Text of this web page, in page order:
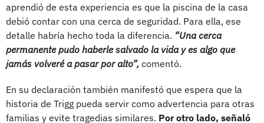
aprendió de esta experiencia es que la piscina de la casa
debió contar con una cerca de seguridad. Para ella, ese
detalle habría hecho toda la diferencia. “Una cerca
permanente pudo haberle salvado la vida y es algo que
jamás volveré a pasar por alto”, comentó.
En su declaración también manifestó que espera que la
historia de Trigg pueda servir como advertencia para otras
familias y evite tragedias similares. Por otro lado, señaló